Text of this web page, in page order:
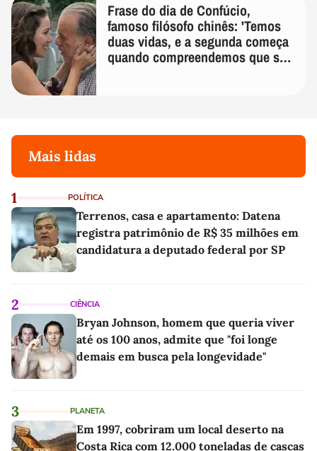
Frase do dia de Confúcio,
famoso filósofo chinês: 'Temos
duas vidas, e a segunda começa
quando compreendemos que só
Mais lidas
1 POLÍTICA
Terrenos, casa e apartamento: Datena
registra patrimônio de R$ 35 milhões em
candidatura a deputado federal por SP
2 CIÊNCIA
Bryan Johnson, homem que queria viver
até os 100 anos, admite que "foi longe
demais em busca pela longevidade"
3 PLANETA
Em 1997, cobriram um local deserto na
Costa Rica com 12.000 toneladas de cascas